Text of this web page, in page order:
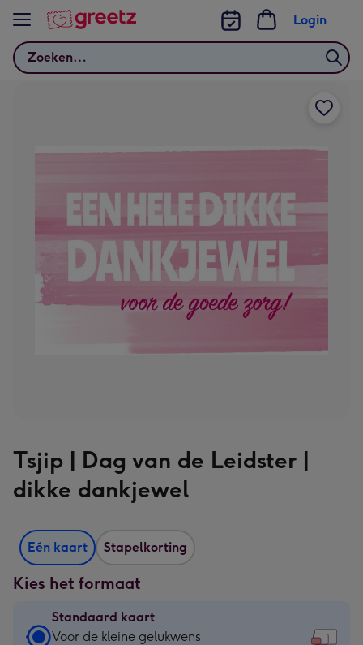
Bekijk meer
Zoeken
Login
Tsjip | Dag van de Leidster |
dikke dankjewel
Eén kaart Stapelkorting
Kies het formaat
Standaard kaart
Standaard
Voor de kleine gelukwens